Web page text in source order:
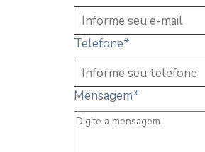
Telefone*
Mensagem*